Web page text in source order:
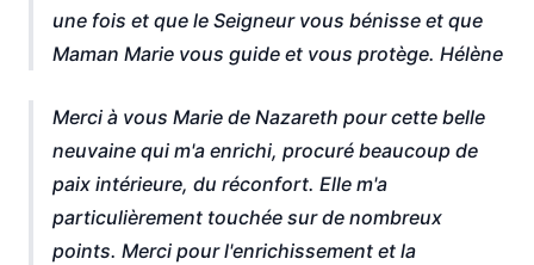
une fois et que le Seigneur vous bénisse et que
Merci à vous Marie de Nazareth pour cette belle
neuvaine qui m'a enrichi, procuré beaucoup de
paix intérieure, du réconfort. Elle m'a
particulièrement touchée sur de nombreux
points. Merci pour l'enrichissement et la